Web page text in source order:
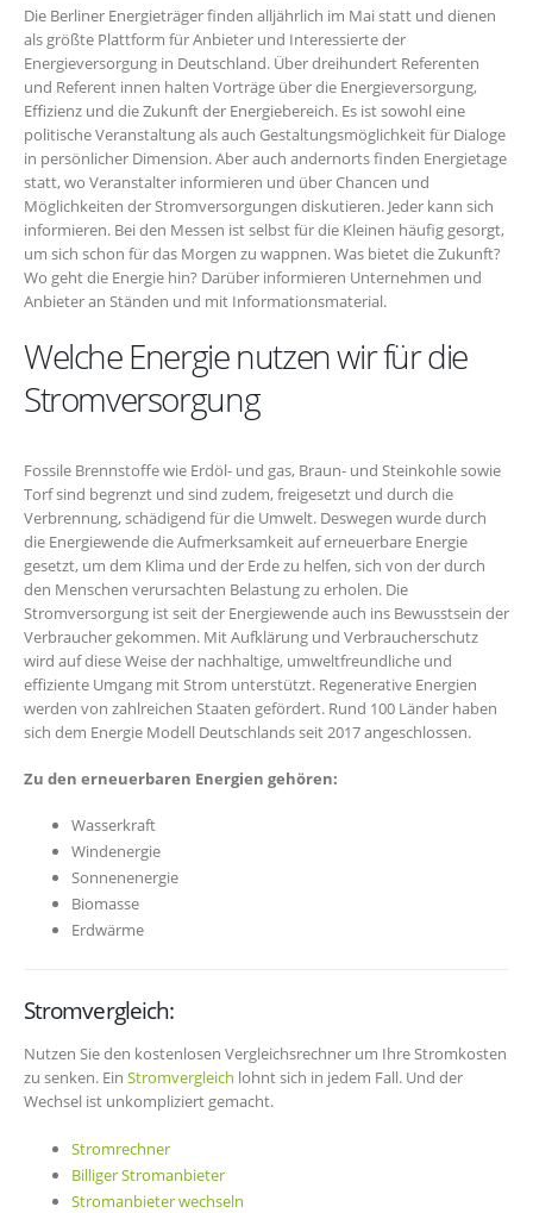
Die Berliner Energieträger finden alljährlich im Mai statt und dienen
als größte Plattform für Anbieter und Interessierte der
Energieversorgung in Deutschland. Über dreihundert Referenten
und Referent innen halten Vorträge über die Energieversorgung,
Effizienz und die Zukunft der Energiebereich. Es ist sowohl eine
politische Veranstaltung als auch Gestaltungsmöglichkeit für Dialoge
in persönlicher Dimension. Aber auch andernorts finden Energietage
statt, wo Veranstalter informieren und über Chancen und
Möglichkeiten der Stromversorgungen diskutieren. Jeder kann sich
informieren. Bei den Messen ist selbst für die Kleinen häufig gesorgt,
um sich schon für das Morgen zu wappnen. Was bietet die Zukunft?
Wo geht die Energie hin? Darüber informieren Unternehmen und
Anbieter an Ständen und mit Informationsmaterial.
Welche Energie nutzen wir für die
Stromversorgung
Fossile Brennstoffe wie Erdöl- und gas, Braun- und Steinkohle sowie
Torf sind begrenzt und sind zudem, freigesetzt und durch die
Verbrennung, schädigend für die Umwelt. Deswegen wurde durch
die Energiewende die Aufmerksamkeit auf erneuerbare Energie
gesetzt, um dem Klima und der Erde zu helfen, sich von der durch
den Menschen verursachten Belastung zu erholen. Die
Stromversorgung ist seit der Energiewende auch ins Bewusstsein der
Verbraucher gekommen. Mit Aufklärung und Verbraucherschutz
wird auf diese Weise der nachhaltige, umweltfreundliche und
effiziente Umgang mit Strom unterstützt. Regenerative Energien
werden von zahlreichen Staaten gefördert. Rund 100 Länder haben
sich dem Energie Modell Deutschlands seit 2017 angeschlossen.
Zu den erneuerbaren Energien gehören:
Wasserkraft
Windenergie
Sonnenenergie
Biomasse
Erdwärme
Stromvergleich:
Nutzen Sie den kostenlosen Vergleichsrechner um Ihre Stromkosten
zu senken. Ein Stromvergleich lohnt sich in jedem Fall. Und der
Wechsel ist unkompliziert gemacht.
Stromrechner
Billiger Stromanbieter
Stromanbieter wechseln